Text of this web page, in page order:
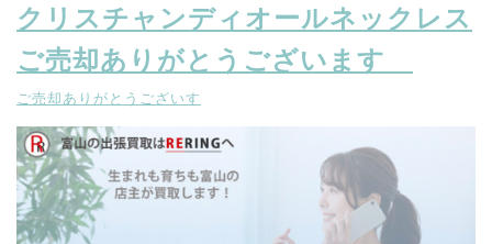
クリスチャンディオールネックレス
ご売却ありがとうございます
ご売却ありがとうございす